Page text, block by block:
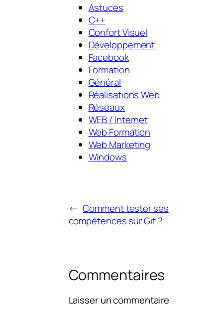
Astuces
C++
Confort Visuel
Développement
Facebook
Formation
Général
Réalisations Web
Réseaux
WEB / Internet
Web Formation
Web Marketing
Windows
← Comment tester ses
compétences sur Git ?
Commentaires
Laisser un commentaire